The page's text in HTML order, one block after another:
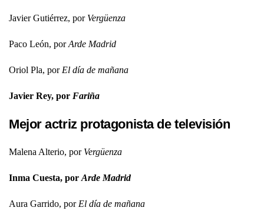
Javier Gutiérrez, por Vergüenza
Paco León, porArde Madrid
Oriol Pla, por El día de mañana
Javier Rey, por Fariña
Mejor actriz protagonista de televisión
Malena Alterio, por Vergüenza
Inma Cuesta, por Arde Madrid
Aura Garrido, por El día de mañana